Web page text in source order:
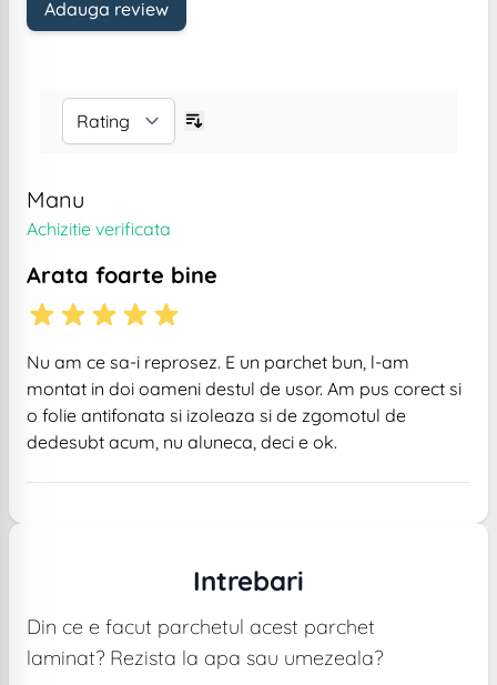
Adauga review
Manu
Achizitie verificata
Arata foarte bine
Nu am ce sa-i reprosez. E un parchet bun, l-am
montat in doi oameni destul de usor. Am pus corect si
o folie antifonata si izoleaza si de zgomotul de
dedesubt acum, nu aluneca, deci e ok.
Intrebari
Din ce e facut parchetul acest parchet
laminat? Rezista la apa sau umezeala?